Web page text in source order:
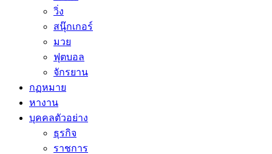
วิ่ง
สนุ๊กเกอร์
มวย
ฟุตบอล
จักรยาน
กฏหมาย
หางาน
บุคคลตัวอย่าง
ธุรกิจ
ราชการ